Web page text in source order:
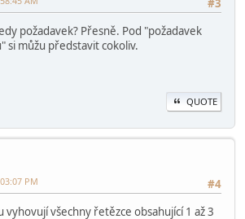
#3
požadavek? Přesně. Pod "požadavek
si můžu představit cokoliv.
QUOTE
#4
PM
vyhovují všechny řetězce obsahující 1 až 3